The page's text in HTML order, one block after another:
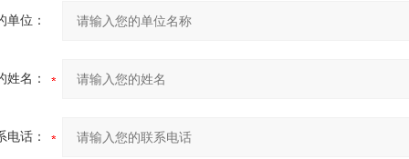
单位：
姓名：
电话：